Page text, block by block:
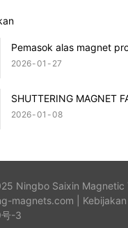
Pemasok alas magnet
2026 01 27
SHUTTERING MAGNET
2026 01 08
Ningbo Saixin Magnetic
magnets.com |
-3